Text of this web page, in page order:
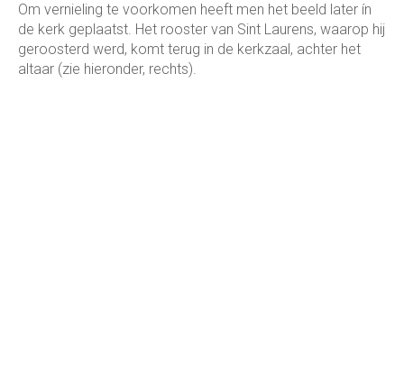
Om vernieling te voorkomen heeft men het beeld later ín
de kerk geplaatst. Het rooster van Sint Laurens, waarop hij
geroosterd werd, komt terug in de kerkzaal, achter het
altaar (zie hieronder, rechts).